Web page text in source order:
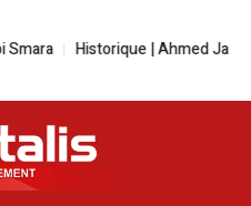
Historique | Ahmed Jaouadi